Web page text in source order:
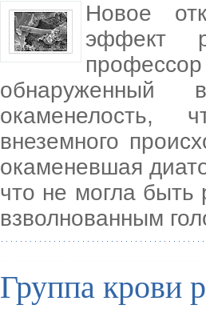
Новое
эффект
обнаруженный
окаменелость,
внеземного
окаменевшая
что не могла быть
взволнованным
Группа крови